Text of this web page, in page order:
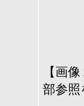
【画
部参